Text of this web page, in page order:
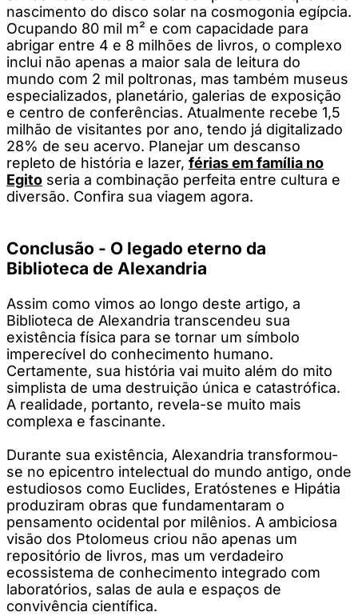
nascimento do disco solar na cosmogonia egípcia.
Ocupando 80 mil m² e com capacidade para
abrigar entre 4 e 8 milhões de livros, o complexo
inclui não apenas a maior sala de leitura do
mundo com 2 mil poltronas, mas também museus
especializados, planetário, galerias de exposição
e centro de conferências. Atualmente recebe 1,5
milhão de visitantes por ano, tendo já digitalizado
28% de seu acervo. Planejar um descanso
repleto de história e lazer, férias em família no
Egito seria a combinação perfeita entre cultura e
diversão. Confira sua viagem agora.
Conclusão - O legado eterno da
Biblioteca de Alexandria
Assim como vimos ao longo deste artigo, a
Biblioteca de Alexandria transcendeu sua
existência física para se tornar um símbolo
imperecível do conhecimento humano.
Certamente, sua história vai muito além do mito
simplista de uma destruição única e catastrófica.
A realidade, portanto, revela-se muito mais
complexa e fascinante.
Durante sua existência, Alexandria transformou-
se no epicentro intelectual do mundo antigo, onde
estudiosos como Euclides, Eratóstenes e Hipátia
produziram obras que fundamentaram o
pensamento ocidental por milênios. A ambiciosa
visão dos Ptolomeus criou não apenas um
repositório de livros, mas um verdadeiro
ecossistema de conhecimento integrado com
laboratórios, salas de aula e espaços de
convivência científica.